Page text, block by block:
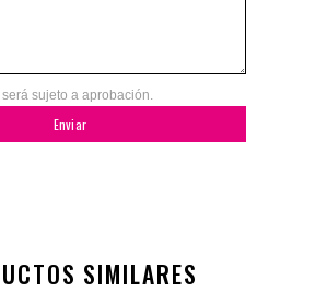
sujeto a aprobación.
Enviar
SIMILARES